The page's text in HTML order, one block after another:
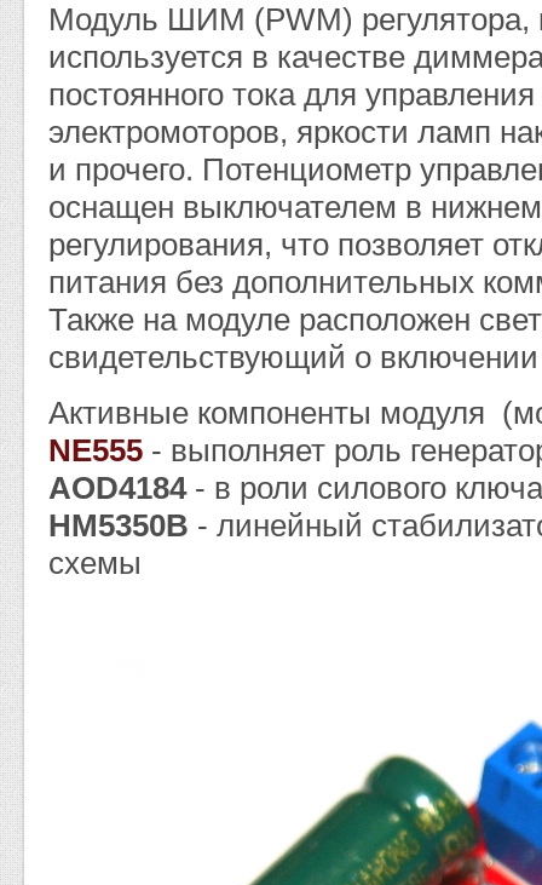
Модуль ШИМ (PWM) регулятора,
используется в качестве
постоянного тока для
электромоторов, яркости ламп
и прочего. Потенциометр
оснащен выключателем в
регулирования, что позволяет
питания без дополнительных
Также на модуле расположен
свидетельствующий о
Активные компоненты модуля
NE555 - выполняет роль
AOD4184- в роли силового ключа
HM5350B - линейный
схемы